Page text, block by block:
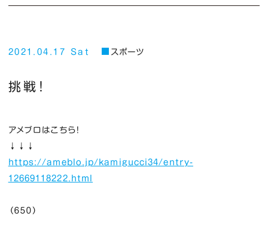
2021.04.17 Sat スポーツ
挑戦！
アメブロはこちら！
↓↓↓
https://ameblo.jp/kamigucci34/entry-
12669118222.html
（６５０）